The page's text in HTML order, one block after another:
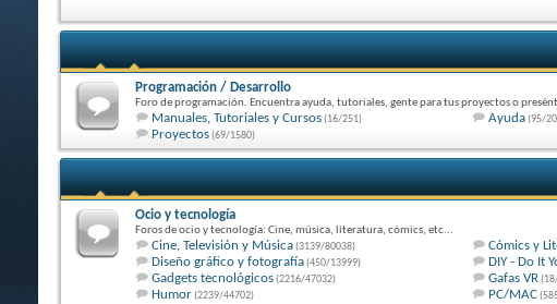
Programación / Desarrollo
Foro de programación. Encuentra ayuda, tutoriales, gente para tus proyectos o
Manuales, Tutoriales y Cursos(16/251) Ayuda(95/
Proyectos(69/1580)
Ocio y tecnología
Foros de ocio y tecnología: Cine, música, literatura, cómics, etc...
Cine, Televisión y Música(3139/80038) Cómics y
Diseño gráfico y fotografía(450/13999) DIY - Do It
Gadgets tecnológicos(2216/47032) Gafas VR
Humor(2239/44702) PC/MAC